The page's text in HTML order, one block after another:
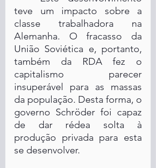
teve um impacto sobre a
classe trabalhadora na
Alemanha. O fracasso da
União Soviética e, portanto,
também da RDA fez o
capitalismo parecer
insuperável para as massas
da população. Desta forma, o
governo Schröder foi capaz
de dar rédea solta à
produção privada para esta
se desenvolver.